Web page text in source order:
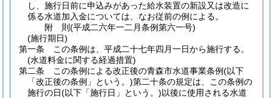
し、施行日前に申込みがあった給水装置の新設又は改造に
係る水道加入金については、なお従前の例による。
附 則(平成二六年一二月条例第六一号)
(施行期日)
第一条
この条例は、平成二十七年四月一日から施行する。
(水道料金に関する経過措置)
第二条
この条例による改正後の青森市水道事業条例(以下
「改正後の条例」という。)第二十条の規定は、この条例の
施行の日(以下「施行日」という。)以後に使用される水道